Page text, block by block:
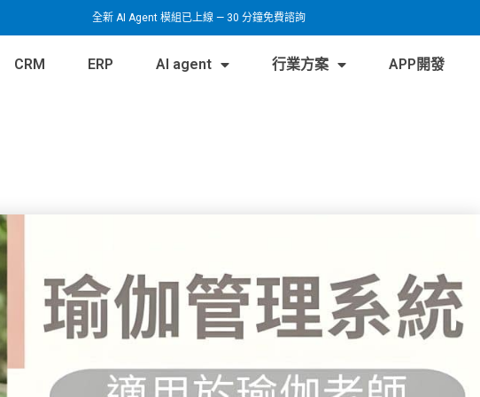
全新 AI Agent 模組已上線 — 30 分鐘免費諮詢
CRM ERP AI agent 行業方案 APP開發